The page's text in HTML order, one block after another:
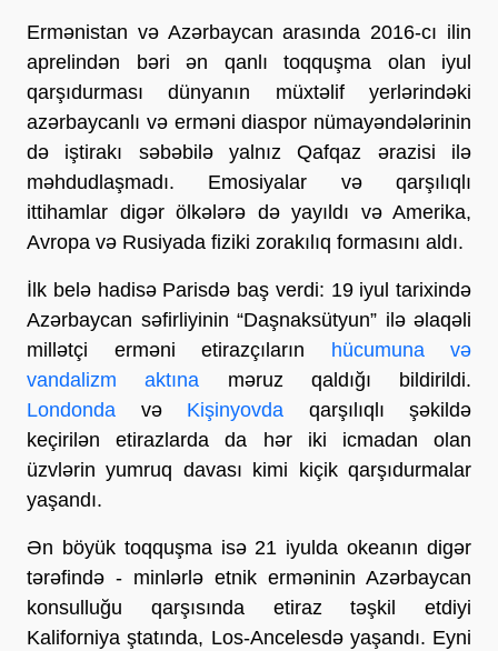
Ermənistan və Azərbaycan arasında 2016-cı ilin
aprelindən bəri ən qanlı toqquşma olan iyul
qarşıdurması dünyanın müxtəlif yerlərindəki
azərbaycanlı və erməni diaspor nümayəndələrinin
də iştirakı səbəbilə yalnız Qafqaz ərazisi ilə
məhdudlaşmadı. Emosiyalar və qarşılıqlı
ittihamlar digər ölkələrə də yayıldı və Amerika,
Avropa və Rusiyada fiziki zorakılıq formasını aldı.
İlk belə hadisə Parisdə baş verdi: 19 iyul tarixində
Azərbaycan səfirliyinin “Daşnaksütyun” ilə əlaqəli
millətçi erməni etirazçıların
hücumuna və
vandalizm aktına məruz qaldığı bildirildi.
Londonda və Kişinyovda qarşılıqlı şəkildə
keçirilən etirazlarda da hər iki icmadan olan
üzvlərin yumruq davası kimi kiçik qarşıdurmalar
yaşandı.
Ən böyük toqquşma isə 21 iyulda okeanın digər
tərəfində - minlərlə etnik erməninin Azərbaycan
konsulluğu qarşısında etiraz təşkil etdiyi
Kaliforniya ştatında, Los-Ancelesdə yaşandı. Eyni